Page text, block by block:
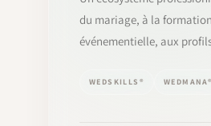
du mariage, à la
événementielle, aux
WEDSKILLS® WEDMANA®